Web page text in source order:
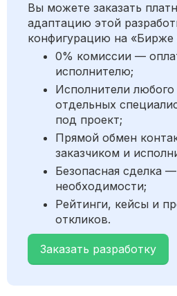
Вы можете заказать
адаптацию этой
конфигурацию на «Бирже
0% комиссии —
исполнителю;
Исполнители
отдельных
под проект;
Прямой обмен
заказчиком и
Безопасная сделка
необходимости;
Рейтинги, кейсы и
откликов.
Заказать разработку